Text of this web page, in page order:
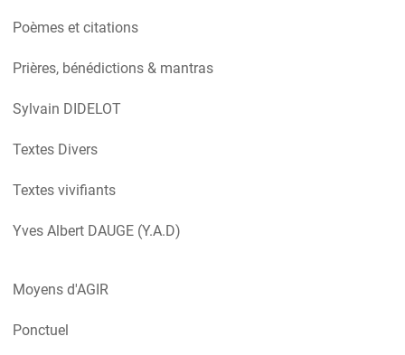
Poèmes et citations
Prières, bénédictions & mantras
Sylvain DIDELOT
Textes Divers
Textes vivifiants
Yves Albert DAUGE (Y.A.D)
Moyens d'AGIR
Ponctuel